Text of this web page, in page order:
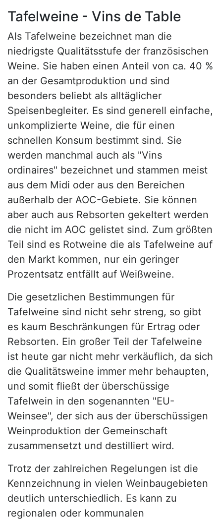
Tafelweine - Vins de Table
Als Tafelweine bezeichnet man die
niedrigste Qualitätsstufe der französischen
Weine. Sie haben einen Anteil von ca. 40 %
an der Gesamtproduktion und sind
besonders beliebt als alltäglicher
Speisenbegleiter. Es sind generell einfache,
unkomplizierte Weine, die für einen
schnellen Konsum bestimmt sind. Sie
werden manchmal auch als "Vins
ordinaires" bezeichnet und stammen meist
aus dem Midi oder aus den Bereichen
außerhalb der AOC-Gebiete. Sie können
aber auch aus Rebsorten gekeltert werden
die nicht im AOC gelistet sind. Zum größten
Teil sind es Rotweine die als Tafelweine auf
den Markt kommen, nur ein geringer
Prozentsatz entfällt auf Weißweine.
Die gesetzlichen Bestimmungen für
Tafelweine sind nicht sehr streng, so gibt
es kaum Beschränkungen für Ertrag oder
Rebsorten. Ein großer Teil der Tafelweine
ist heute gar nicht mehr verkäuflich, da sich
die Qualitätsweine immer mehr behaupten,
und somit fließt der überschüssige
Tafelwein in den sogenannten "EU-
Weinsee", der sich aus der überschüssigen
Weinproduktion der Gemeinschaft
zusammensetzt und destilliert wird.
Trotz der zahlreichen Regelungen ist die
Kennzeichnung in vielen Weinbaugebieten
deutlich unterschiedlich. Es kann zu
regionalen oder kommunalen